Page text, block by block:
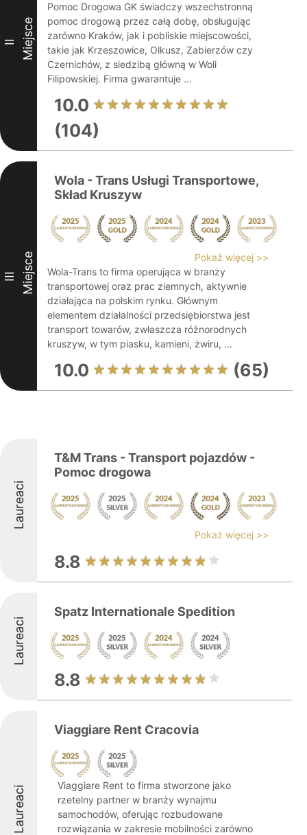
II Miejsce
Pomoc Drogowa GK świadczy wszechstronną
pomoc drogową przez całą dobę, obsługując
zarówno Kraków, jak i pobliskie miejscowości,
takie jak Krzeszowice, Olkusz, Zabierzów czy
Czernichów, z siedzibą główną w Woli
Filipowskiej. Firma gwarantuje ...
10.0
(104)
III Miejsce
Wola - Trans Usługi Transportowe,
Skład Kruszyw
Pokaż więcej >>
Wola-Trans to firma operująca w branży
transportowej oraz prac ziemnych, aktywnie
działająca na polskim rynku. Głównym
elementem działalności przedsiębiorstwa jest
transport towarów, zwłaszcza różnorodnych
kruszyw, w tym piasku, kamieni, żwiru, ...
10.0 (65)
Laureaci
T&M Trans - Transport pojazdów -
Pomoc drogowa
Pokaż więcej >>
8.8
Laureaci
Spatz Internationale Spedition
8.8
Laureaci
Viaggiare Rent Cracovia
Viaggiare Rent to firma stworzone jako
rzetelny partner w branży wynajmu
samochodów, oferując rozbudowane
rozwiązania w zakresie mobilności zarówno